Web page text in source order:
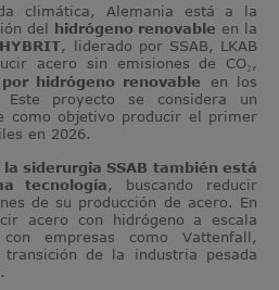
climática, Alemania está a la
del hidrógeno renovable en la
, liderado por SSAB, LKAB
acero sin emisiones de CO₂,
hidrógeno renovable en los
Este proyecto se considera un
como objetivo producir el primer
en 2026.
siderurgia SSAB también está
tecnología, buscando reducir
de su producción de acero. En
acero con hidrógeno a escala
empresas como Vattenfall,
de la industria pesada